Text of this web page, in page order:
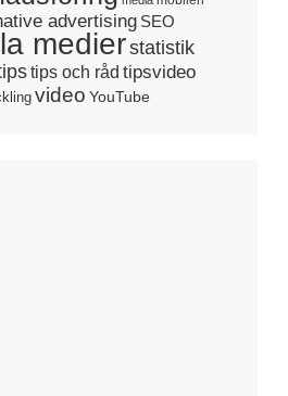
advertising SEO
medierstatistik
tips och råd tipsvideo
video YouTube